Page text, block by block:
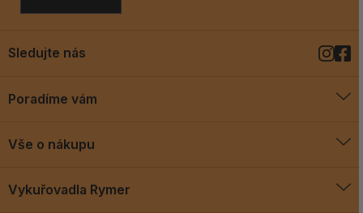
Poradíme vám
Blog
Vše o nákupu
Vykuřovadla Rymer
Sledujte nás